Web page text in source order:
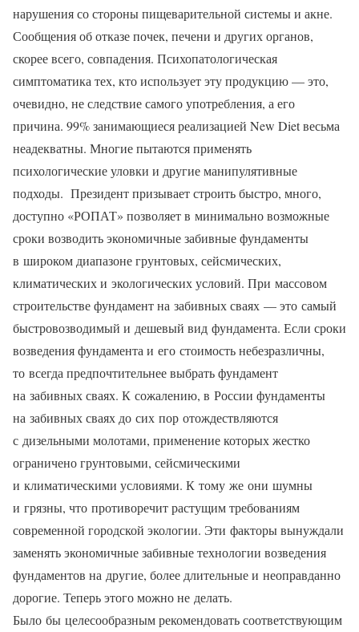
нарушения со стороны пищеварительной системы и акне.
Сообщения об отказе почек, печени и других органов,
скорее всего, совпадения. Психопатологическая
симптоматика тех, кто использует эту продукцию — это,
очевидно, не следствие самого употребления, а его
причина. 99% занимающиеся реализацией New Diet весьма
неадекватны. Многие пытаются применять
психологические уловки и другие манипулятивные
подходы. Президент призывает строить быстро, много,
доступно «РОПАТ» позволяет в минимально возможные
сроки возводить экономичные забивные фундаменты
в широком диапазоне грунтовых, сейсмических,
климатических и экологических условий. При массовом
строительстве фундамент на забивных сваях — это самый
быстровозводимый и дешевый вид фундамента. Если сроки
возведения фундамента и его стоимость небезразличны,
то всегда предпочтительнее выбрать фундамент
на забивных сваях. К сожалению, в России фундаменты
на забивных сваях до сих пор отождествляются
с дизельными молотами, применение которых жестко
ограничено грунтовыми, сейсмическими
и климатическими условиями. К тому же они шумны
и грязны, что противоречит растущим требованиям
современной городской экологии. Эти факторы вынуждали
заменять экономичные забивные технологии возведения
фундаментов на другие, более длительные и неоправданно
дорогие. Теперь этого можно не делать.
Было бы целесообразным рекомендовать соответствующим